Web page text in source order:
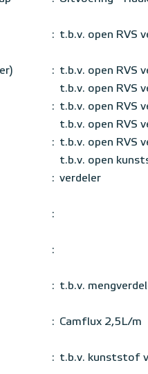
: t.b.v. open RVS
:
:
:
:
:
:
t.b.v. open RVS
t.b.v. open RVS
t.b.v. open RVS
t.b.v. open RVS
t.b.v. open RVS
t.b.v. open
verdeler
: t.b.v.
: Camflux 2,5L/m
: t.b.v. kunststof